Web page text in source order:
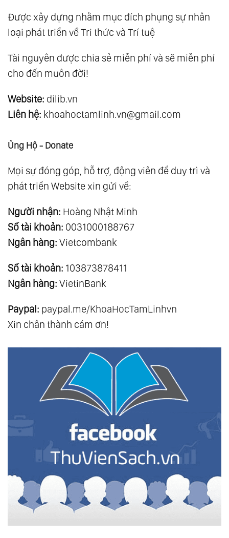
Được xây dựng nhằm mục đích phụng sự nhân
loại phát triển về Tri thức và Trí tuệ
Tài nguyên được chia sẻ miễn phí và sẽ miễn phí
cho đến muôn đời!
Website: dilib.vn
Liên hệ: khoahoctamlinh.vn@gmail.com
Ủng Hộ - Donate
Mọi sự đóng góp, hỗ trợ, động viên để duy trì và
phát triển Website xin gửi về:
Người nhận: Hoàng Nhật Minh
Số tài khoản: 0031000188767
Ngân hàng: Vietcombank
Số tài khoản: 103873878411
Ngân hàng: VietinBank
Paypal: paypal.me/KhoaHocTamLinhvn
Xin chân thành cám ơn!